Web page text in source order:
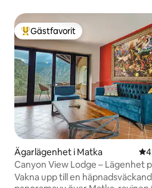
Populär gästfavorit
Gästfavorit
Ägarlägenhet i Matka
Canyon View Lodge – Lägenhet
översta våningen med utsikt
Vakna upp till en